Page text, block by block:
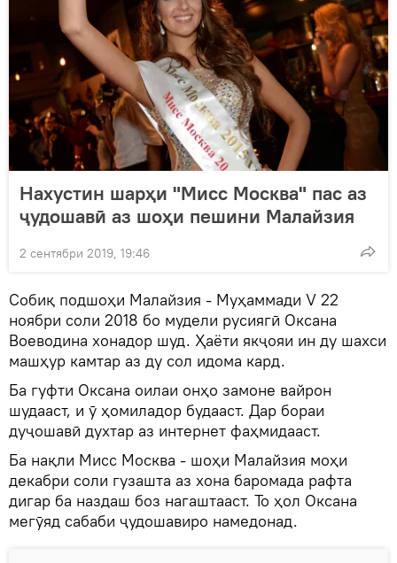
Нахустин шарҳи "Мисс Москва" пас аз
ҷудошавӣ аз шоҳи пешини Малайзия
2 сентябри 2019, 19:46
Собиқ подшоҳи Малайзия - Муҳаммади V 22
ноябри соли 2018 бо мудели русиягӣ Оксана
Воеводина хонадор шуд. Ҳаёти якҷояи ин ду шахси
машҳур камтар аз ду сол идома кард.
Ба гуфти Оксана оилаи онҳо замоне вайрон
шудааст, и ӯ ҳомиладор будааст. Дар бораи
дуҷошавӣ духтар аз интернет фаҳмидааст.
Ба нақли Мисс Москва - шоҳи Малайзия моҳи
декабри соли гузашта аз хона баромада рафта
дигар ба наздаш боз нагаштааст. То ҳол Оксана
мегӯяд сабаби ҷудошавиро намедонад.